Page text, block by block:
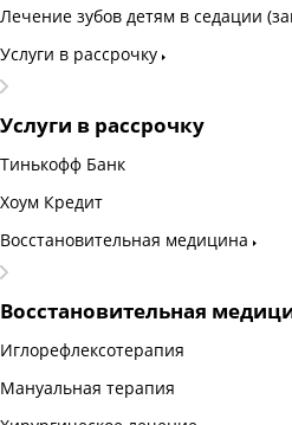
Лечение зубов детям в седации
Услуги в рассрочку
Услуги в рассрочку
Тинькофф Банк
Хоум Кредит
Восстановительная медицина
Восстановительная
Иглорефлексотерапия
Мануальная терапия